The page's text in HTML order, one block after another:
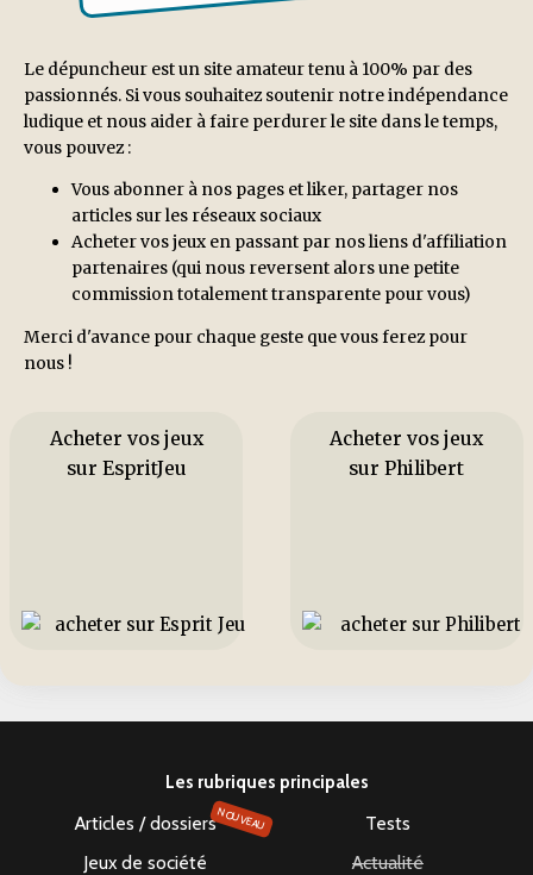
Le dépuncheur est un site amateur tenu à 100% par des
passionnés. Si vous souhaitez soutenir notre indépendance
ludique et nous aider à faire perdurer le site dans le temps,
vous pouvez :
Vous abonner à nos pages et liker, partager nos
articles sur les réseaux sociaux
Acheter vos jeux en passant par nos liens d'affiliation
partenaires (qui nous reversent alors une petite
commission totalement transparente pour vous)
Merci d'avance pour chaque geste que vous ferez pour
nous !
Acheter vos jeux
sur EspritJeu
Acheter vos jeux
sur Philibert
Les rubriques principales
Articles / dossiersNOUVEAU
Tests
Jeux de société
Actualité